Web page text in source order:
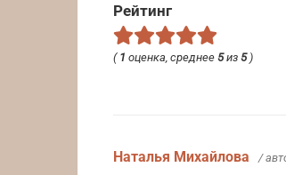
Рейтинг
( 1 оценка, среднее 5из 5)
Наталья Михайлова /